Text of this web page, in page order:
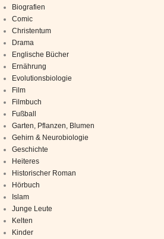
Biografien
Comic
Christentum
Drama
Englische Bücher
Ernährung
Evolutionsbiologie
Film
Filmbuch
Fußball
Garten, Pflanzen, Blumen
Gehirn & Neurobiologie
Geschichte
Heiteres
Historischer Roman
Hörbuch
Islam
Junge Leute
Kelten
Kinder